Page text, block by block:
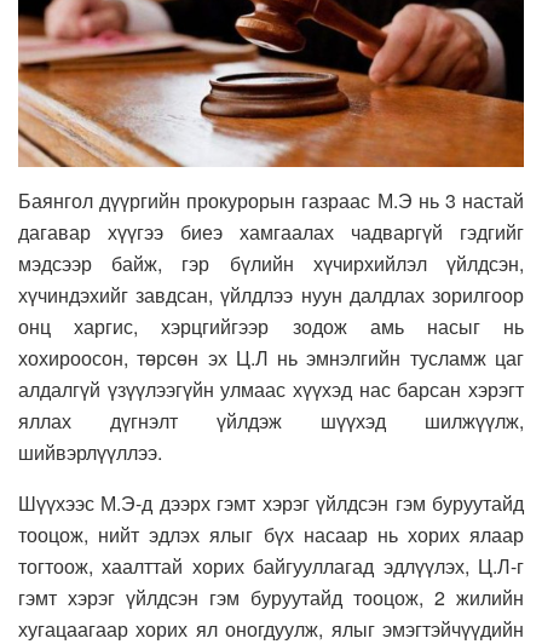
Баянгол дүүргийн прокурорын газраас М.Э нь 3 настай
дагавар хүүгээ биеэ хамгаалах чадваргүй гэдгийг
мэдсээр байж, гэр бүлийн хүчирхийлэл үйлдсэн,
хүчиндэхийг завдсан, үйлдлээ нуун далдлах зорилгоор
онц харгис, хэрцгийгээр зодож амь насыг нь
хохироосон, төрсөн эх Ц.Л нь эмнэлгийн тусламж цаг
алдалгүй үзүүлээгүйн улмаас хүүхэд нас барсан хэрэгт
яллах дүгнэлт үйлдэж шүүхэд шилжүүлж,
шийвэрлүүллээ.
Шүүхээс М.Э-д дээрх гэмт хэрэг үйлдсэн гэм буруутайд
тооцож, нийт эдлэх ялыг бүх насаар нь хорих ялаар
тогтоож, хаалттай хорих байгууллагад эдлүүлэх, Ц.Л-г
гэмт хэрэг үйлдсэн гэм буруутайд тооцож, 2 жилийн
хугацаагаар хорих ял оногдуулж, ялыг эмэгтэйчүүдийн